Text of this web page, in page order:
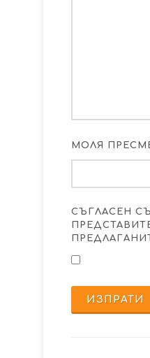
МОЛЯ
СЪГЛАСЕН
ИЗПРАТИ